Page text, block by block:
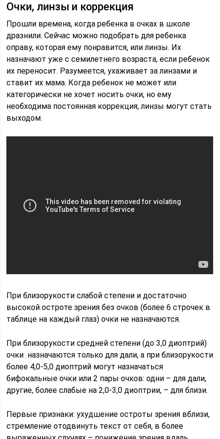
Очки, линзы и коррекция
Прошли времена, когда ребенка в очках в школе
дразнили. Сейчас можно подобрать для ребенка
оправу, которая ему понравится, или линзы. Их
назначают уже с семилетнего возраста, если ребенок
их переносит. Разумеется, ухаживает за линзами и
ставит их мама. Когда ребенок не может или
категорически не хочет носить очки, но ему
необходима постоянная коррекция, линзы могут стать
выходом.
При близорукости слабой степени и достаточно
высокой остроте зрения без очков (более 6 строчек в
таблице на каждый глаз) очки не назначаются.
При близорукости средней степени (до 3,0 диоптрий)
очки назначаются только для дали, а при близорукости
более 4,0-5,0 диоптрий могут назначаться
бифокальные очки или 2 пары очков: одни – для дали,
другие, более слабые на 2,0-3,0 диоптрии, – для близи.
Первые признаки: ухудшение остроты зрения вблизи,
стремление отодвинуть текст от себя, в более